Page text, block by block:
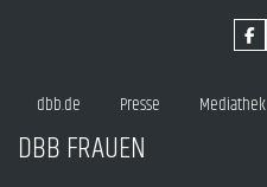
dbb.de Presse Mediathek
DBB FRAUEN